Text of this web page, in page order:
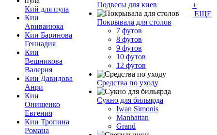
Кий для пула
Кии
Ариванюка
Кии Баринова
Геннадия
Кии
Вешникова
Валерия
Кии Давидова
Анри
Кии
Онищенко
Евгения
Кии Тропина
Романа
Подвесы для киев
Покрывала для столов
7 футов
8 футов
9 футов
10 футов
12 футов
Средства по уходу
Сукно для бильярда
Iwan Simonis
Manhattan
Grand
+
ЕЩЕ